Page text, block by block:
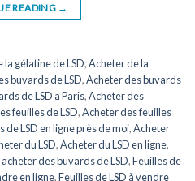
READING →
la gélatine de LSD,Acheter de la
buvards de LSD,Acheter des buvards
de LSD a Paris,Acheter des
feuilles de LSD,Acheter des feuilles
de LSD en ligne près de moi,Acheter
du LSD,Acheter du LSD en ligne,
des buvards de LSD,Feuilles de
en ligne,Feuilles de LSD à vendre